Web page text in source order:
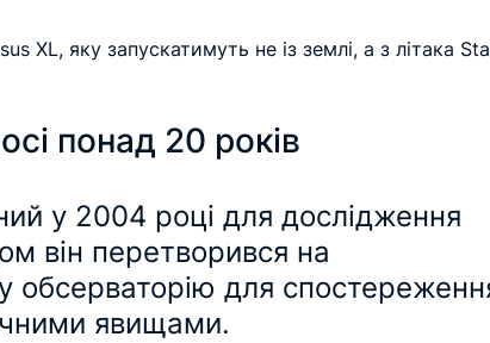
XL, яку запускатимуть не із землі, а з літака
понад 20 років
у 2004 році для дослідження
він перетворився на
обсерваторію для
явищами.